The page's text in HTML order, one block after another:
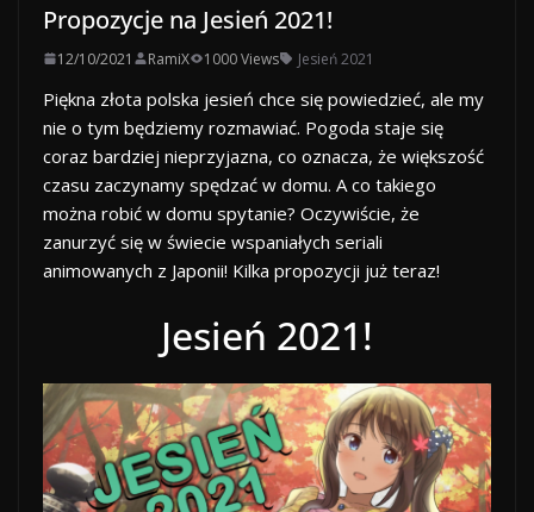
Propozycje na Jesień 2021!
12/10/2021 RamiX 1000 Views Jesień 2021
Piękna złota polska jesień chce się powiedzieć, ale my
nie o tym będziemy rozmawiać. Pogoda staje się
coraz bardziej nieprzyjazna, co oznacza, że większość
czasu zaczynamy spędzać w domu. A co takiego
można robić w domu spytanie? Oczywiście, że
zanurzyć się w świecie wspaniałych seriali
animowanych z Japonii! Kilka propozycji już teraz!
Jesień 2021!